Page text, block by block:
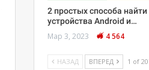
2 простых способа
устройства Android и…
Мар 3, 2023 4 564
НАЗАД ВПЕРЕД 1 of